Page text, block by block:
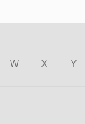
W X Y